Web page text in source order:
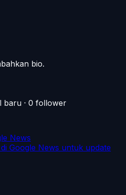
bio.
baru · 0 follower
News
Google News untuk update